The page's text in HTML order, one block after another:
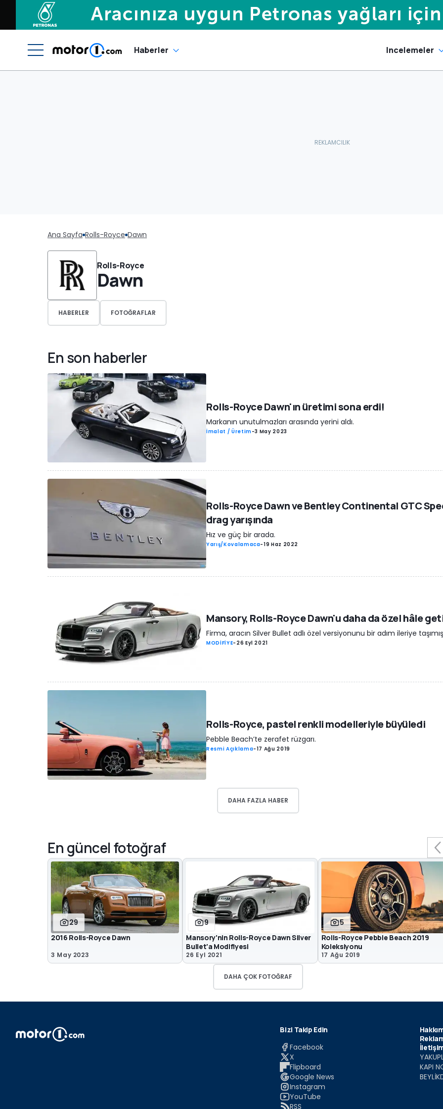
Haberler Incelemeler
Ana Sayfa Rolls-Royce Dawn
Rolls-Royce
Dawn
HABERLER FOTOĞRAFLAR
En son haberler
Rolls-Royce Dawn'ın üretimi sona erdi!
Markanın unutulmazları arasında yerini aldı.
İmalat / Üretim-3 May 2023
Rolls-Royce Dawn ve Bentley Continental GTC
drag yarışında
Hız ve güç bir arada.
Yarış/Kovalamaca-19 Haz 2022
Mansory, Rolls-Royce Dawn'u daha da özel hâle
Firma, aracın Silver Bullet adlı özel versiyonunu bir adım ileriye
MODİFİYE- 26 Eyl 2021
Rolls-Royce, pastel renkli modelleriyle büyüledi
Pebble Beach’te zerafet rüzgarı.
Resmi Açıklama-17 Ağu 2019
DAHA FAZLA HABER
En güncel fotoğraf
29
2016 Rolls-Royce Dawn
3 May 2023
9
Mansory'nin Rolls-Royce Dawn Silver
Bullet'a Modifiyesi
26 Eyl 2021
5
Rolls-Royce Pebble Beach 2019
Koleksiyonu
17 Ağu 2019
DAHA ÇOK FOTOĞRAF
Bizi Takip Edin
Facebook
X
Flipboard
Google News
Instagram
YouTube
RSS
KAPI